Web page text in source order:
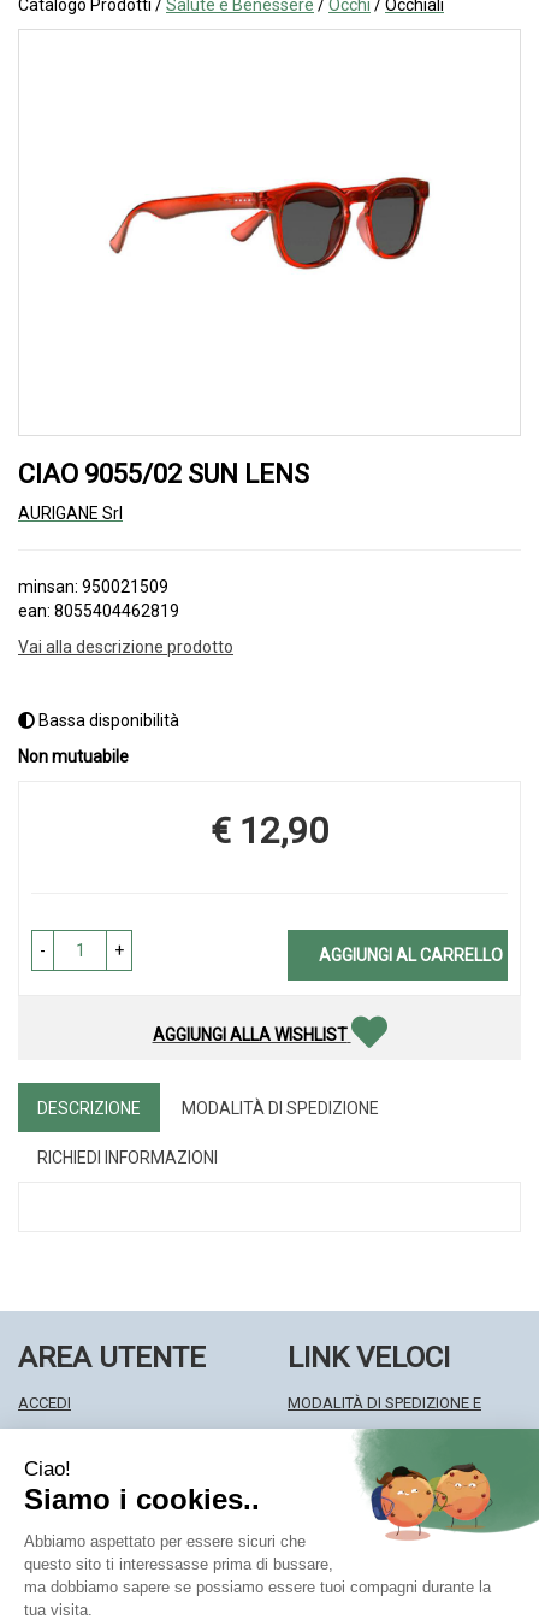
Catalogo Prodotti /Salute e Benessere /Occhi /Occhiali
CIAO 9055/02 SUN LENS
AURIGANE Srl
minsan: 950021509
ean: 8055404462819
Vai alla descrizione prodotto
Bassa disponibilità
Non mutuabile
Prezzo
€ 12,90
- + AGGIUNGI AL CARRELLO
AGGIUNGI ALLA WISHLIST
DESCRIZIONE MODALITÀ DI SPEDIZIONE
RICHIEDI INFORMAZIONI
AREA UTENTE
ACCEDI
WISHLIST
ISCRIZIONE ALLA NEWSLETTER
LINK VELOCI
MODALITÀ DI SPEDIZIONE E
MODALITÀ DI PAGAMENTO
INFORMATIVA PRIVACY
CONDIZIONI DI VENDITA
Farmacia Centrale Srl